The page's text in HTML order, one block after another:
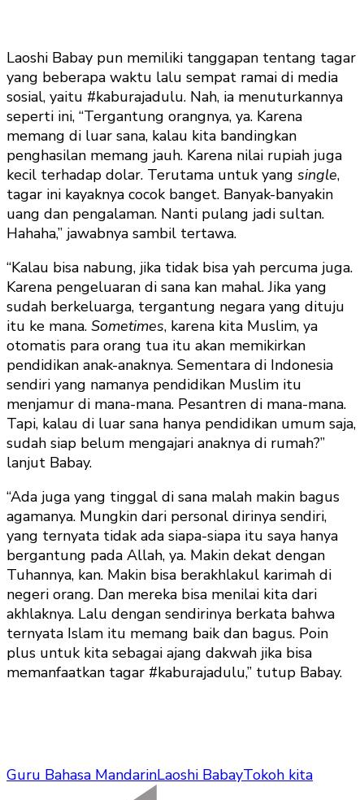
Laoshi Babay pun memiliki tanggapan tentang tagar
yang beberapa waktu lalu sempat ramai di media
sosial, yaitu #kaburajadulu. Nah, ia menuturkannya
seperti ini, “Tergantung orangnya, ya. Karena
memang di luar sana, kalau kita bandingkan
penghasilan memang jauh. Karena nilai rupiah juga
kecil terhadap dolar. Terutama untuk yang single,
tagar ini kayaknya cocok banget. Banyak-banyakin
uang dan pengalaman. Nanti pulang jadi sultan.
Hahaha,” jawabnya sambil tertawa.
“Kalau bisa nabung, jika tidak bisa yah percuma juga.
Karena pengeluaran di sana kan mahal. Jika yang
sudah berkeluarga, tergantung negara yang dituju
itu ke mana. Sometimes, karena kita Muslim, ya
otomatis para orang tua itu akan memikirkan
pendidikan anak-anaknya. Sementara di Indonesia
sendiri yang namanya pendidikan Muslim itu
menjamur di mana-mana. Pesantren di mana-mana.
Tapi, kalau di luar sana hanya pendidikan umum saja,
sudah siap belum mengajari anaknya di rumah?”
lanjut Babay.
“Ada juga yang tinggal di sana malah makin bagus
agamanya. Mungkin dari personal dirinya sendiri,
yang ternyata tidak ada siapa-siapa itu saya hanya
bergantung pada Allah, ya. Makin dekat dengan
Tuhannya, kan. Makin bisa berakhlakul karimah di
negeri orang. Dan mereka bisa menilai kita dari
akhlaknya. Lalu dengan sendirinya berkata bahwa
ternyata Islam itu memang baik dan bagus. Poin
plus untuk kita sebagai ajang dakwah jika bisa
memanfaatkan tagar #kaburajadulu,” tutup Babay.
Guru Bahasa MandarinLaoshi BabayTokoh kita